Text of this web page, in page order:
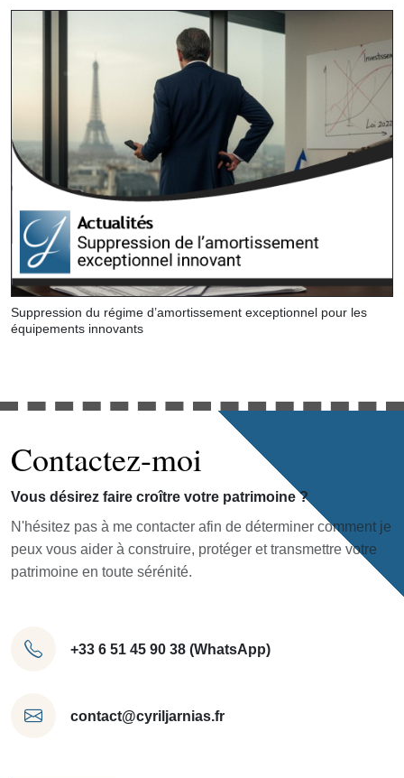
Suppression du régime d’amortissement exceptionnel pour les
équipements innovants
Contactez-moi
Vous désirez faire croître votre patrimoine ?
N'hésitez pas à me contacter afin de déterminer comment je
peux vous aider à construire, protéger et transmettre votre
patrimoine en toute sérénité.
+33 6 51 45 90 38 (WhatsApp)
contact@cyriljarnias.fr